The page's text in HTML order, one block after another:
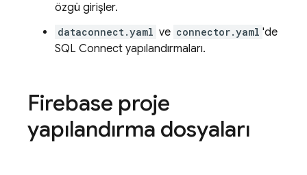
özgü girişler.
dataconnect.yaml ve connector.yaml 'de
SQL Connect yapılandırmaları.
Firebase proje
yapılandırma dosyaları